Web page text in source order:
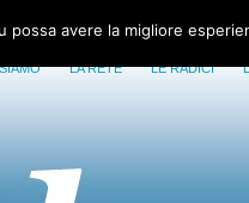
LA RETE LE RADICI
possa avere la migliore